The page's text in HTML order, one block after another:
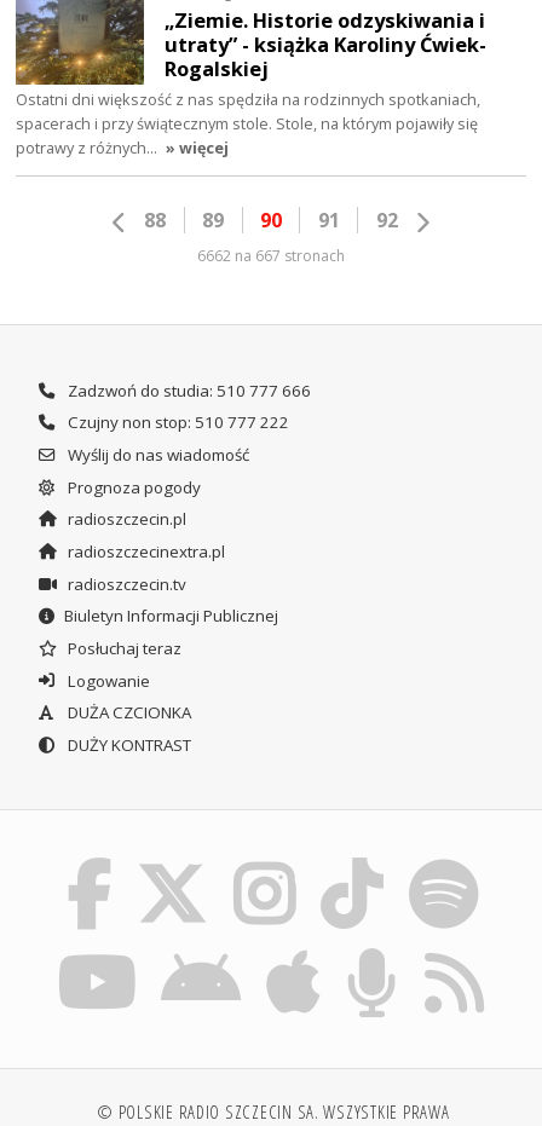
„Ziemie. Historie odzyskiwania i
utraty” - książka Karoliny Ćwiek-
Rogalskiej
Ostatni dni większość z nas spędziła na rodzinnych spotkaniach,
spacerach i przy świątecznym stole. Stole, na którym pojawiły się
potrawy z różnych… » więcej
88 89 90 91 92
6662 na 667 stronach
Zadzwoń do studia: 510 777 666
Czujny non stop: 510 777 222
Wyślij do nas wiadomość
Prognoza pogody
radioszczecin.pl
radioszczecinextra.pl
radioszczecin.tv
Biuletyn Informacji Publicznej
Posłuchaj teraz
Logowanie
DUŻA CZCIONKA
DUŻY KONTRAST
© POLSKIE RADIO SZCZECIN SA. WSZYSTKIE PRAWA